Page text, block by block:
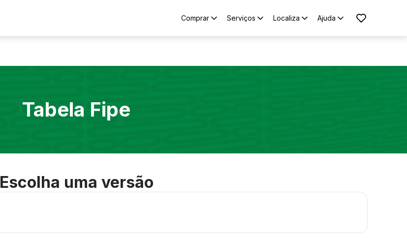
Comprar Serviços Localiza Ajuda
Tabela Fipe
Escolha uma versão